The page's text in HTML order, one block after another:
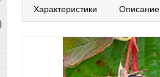
Характеристики Описание